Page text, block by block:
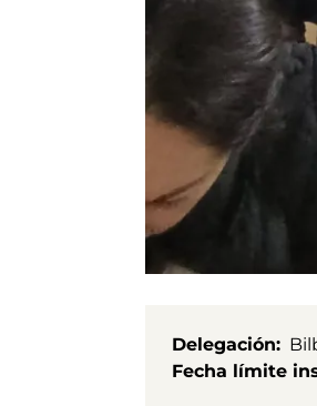
Delegación
Fecha límite